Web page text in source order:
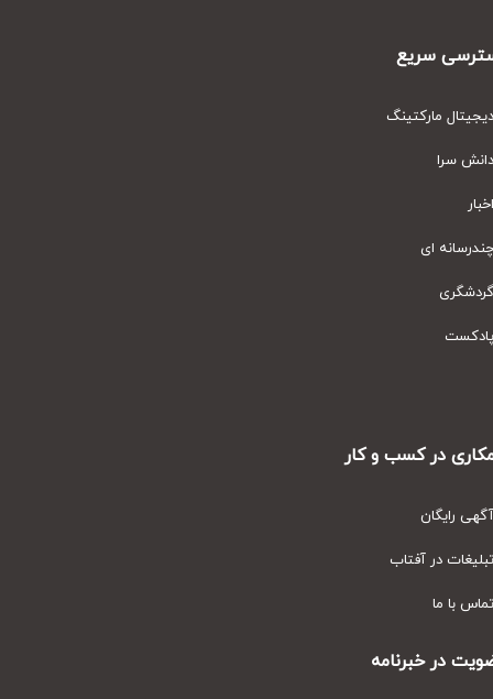
سریع
مارکتینگ
سرا
ای
در کسب و کار
رایگان
در آفتاب
با ما
در خبرنامه